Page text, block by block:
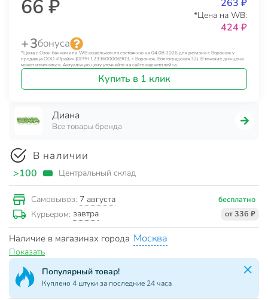
66 ₽ 263 ₽
*Цена на WB:
424 ₽
+ 3бонуса
*Цена с Озон банком или WB кошельком по состоянию на 04.08.2026 для региона г. Воронеж у
продавца ООО «Прайм» (ОГРН 1233600006903, г. Воронеж, Волгоградская 32). В течение дня цена
может изменяться. Актуальную цену уточняйте на сайте маркетплейса.
Купить в 1 клик
Диана
Все товары бренда
В наличии
>100 Центральный склад
Самовывоз: 7 августа бесплатно
Курьером: завтра от 336 ₽
Наличие в магазинах города Москва
Показать
Популярный товар!
Куплено 4 штуки за последние 24 часа